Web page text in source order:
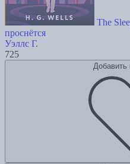
The
проснётся
Уэллс Г.
725
Добавить